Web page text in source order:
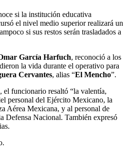
si la institución educativa
el nivel medio superior realizará un
si sus restos serán trasladados a
García Harfuch, reconoció a los
la vida durante el operativo para
Cervantes, alias “El Mencho”.
el funcionario resaltó “la valentía,
personal del Ejército Mexicano, la
Aérea Mexicana, y al personal de
Defensa Nacional. También expresó